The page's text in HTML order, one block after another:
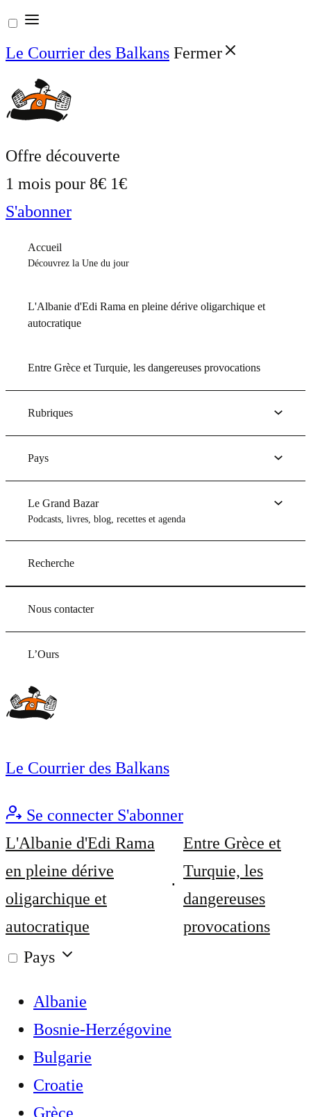
Aller
au
contenu
Le Courrier des Balkans Fermer
Offre découverte
1 mois pour 8€ 1€
S'abonner
Accueil
Découvrez la Une du jour
L'Albanie d'Edi Rama en pleine dérive oligarchique et
autocratique
Entre Grèce et Turquie, les dangereuses provocations
Rubriques
Pays
Le Grand Bazar
Podcasts, livres, blog, recettes et agenda
Recherche
Nous contacter
L’Ours
Le Courrier des Balkans
Se connecter S'abonner
L'Albanie d'Edi Rama
en pleine dérive
oligarchique et
autocratique
Entre Grèce et
Turquie, les
dangereuses
provocations
Pays
Albanie
Bosnie-Herzégovine
Bulgarie
Croatie
Grèce